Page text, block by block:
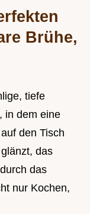
Brühe,
tiefe
in dem eine
auf den Tisch
das
das
nur Kochen,